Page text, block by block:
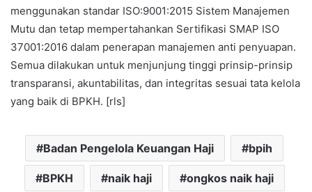
menggunakan standar ISO:9001:2015 Sistem Manajemen
Mutu dan tetap mempertahankan Sertifikasi SMAP ISO
37001:2016 dalam penerapan manajemen anti penyuapan.
Semua dilakukan untuk menjunjung tinggi prinsip-prinsip
transparansi, akuntabilitas, dan integritas sesuai tata kelola
yang baik di BPKH. [rls]
Badan Pengelola Keuangan Haji bpih
BPKH naik haji ongkos naik haji